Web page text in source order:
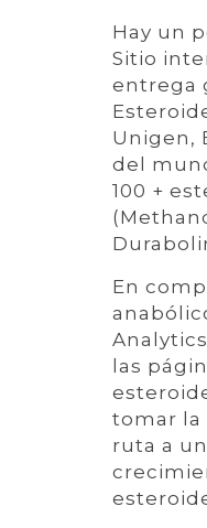
Hay un
Sitio
entrega
Unigen,
del
100 +
En
las
tomar la
ruta a